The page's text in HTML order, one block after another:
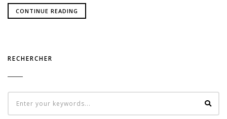
CONTINUE READING
RECHERCHER